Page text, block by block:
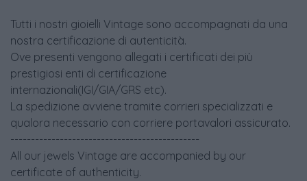
Tutti i nostri gioielli Vintage sono accompagnati da una
nostra certificazione di autenticità.
Ove presenti vengono allegati i certificati dei più
prestigiosi enti di certificazione
internazionali(IGI/GIA/GRS etc).
La spedizione avviene tramite corrieri specializzati e
qualora necessario con corriere portavalori assicurato.
----------------------------------------------
All our jewels Vintage are accompanied by our
certificate of authenticity.